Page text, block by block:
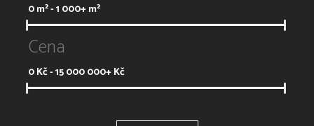
0m² -1 000+m²
Cena
0Kč -15 000 000+Kč